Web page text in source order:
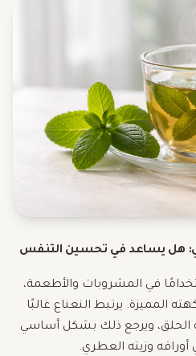
هل يساعد في تحسين التنفس
في المشروبات والأطعمة،
المميزة. يرتبط النعناع غالبًا
الحلق، ويرجع ذلك بشكل أساسي
وزيته العطري.